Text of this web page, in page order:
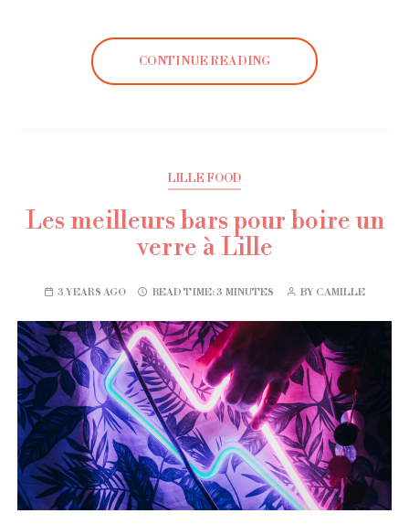
CONTINUE READING
LILLE FOOD
Les meilleurs bars pour boire un
verre à Lille
3 YEARS AGO READ TIME:3 MINUTES BY CAMILLE